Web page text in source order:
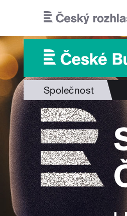
Společnost